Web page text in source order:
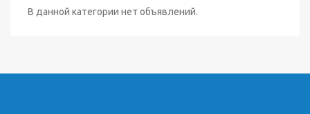
В данной категории нет объявлений.